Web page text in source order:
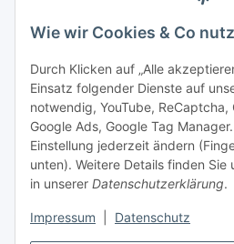
Wie wir Cookies & Co
Durch Klicken auf „Alle
Einsatz folgender Dienste auf
notwendig, YouTube, ReCaptcha,
Google Ads, Google Tag
Einstellung jederzeit ändern
unten). Weitere Details finden Sie
in unserer Datenschutzerklärung.
Impressum Datenschutz
Newsletter Abonnieren
Informationen
Gesetzliche Informationen
Spieletreffs in Jülich & Umgebung